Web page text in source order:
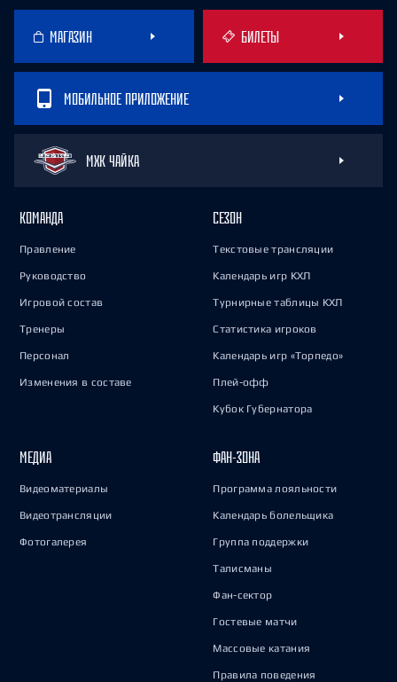
МАГАЗИН БИЛЕТЫ
МОБИЛЬНОЕ ПРИЛОЖЕНИЕ
МХК ЧАЙКА
КОМАНДА
Правление
Руководство
Игровой состав
Тренеры
Персонал
Изменения в составе
СЕЗОН
Текстовые трансляции
Календарь игр КХЛ
Турнирные таблицы КХЛ
Статистика игроков
Календарь игр «Торпедо»
Плей-офф
Кубок Губернатора
МЕДИА
Видеоматериалы
Видеотрансляции
Фотогалерея
ФАН-ЗОНА
Программа лояльности
Календарь болельщика
Группа поддержки
Талисманы
Фан-сектор
Гостевые матчи
Массовые катания
Правила поведения